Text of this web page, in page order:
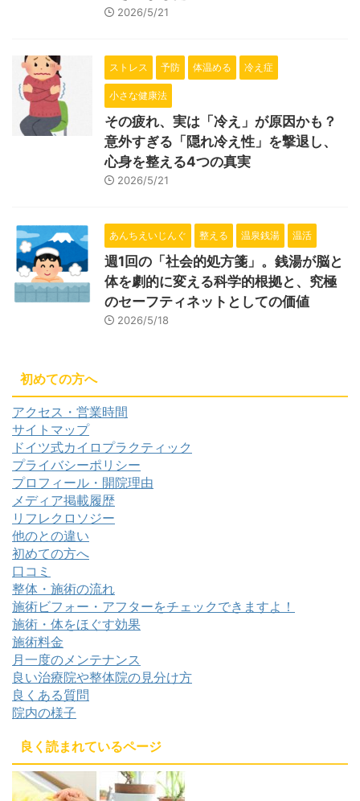
2026/5/21
ストレス 予防 体温める 冷え症
小さな健康法
その疲れ、実は「冷え」が原因かも？
意外すぎる「隠れ冷え性」を撃退し、
心身を整える4つの真実
2026/5/21
あんちえいじんぐ 整える 温泉銭湯 温活
週1回の「社会的処方箋」。銭湯が脳と
体を劇的に変える科学的根拠と、究極
のセーフティネットとしての価値
2026/5/18
初めての方へ
アクセス・営業時間
サイトマップ
ドイツ式カイロプラクティック
プライバシーポリシー
プロフィール・開院理由
メディア掲載履歴
リフレクロソジー
他のとの違い
初めての方へ
口コミ
整体・施術の流れ
施術ビフォー・アフターをチェックできますよ！
施術・体をほぐす効果
施術料金
月一度のメンテナンス
良い治療院や整体院の見分け方
良くある質問
院内の様子
良く読まれているページ